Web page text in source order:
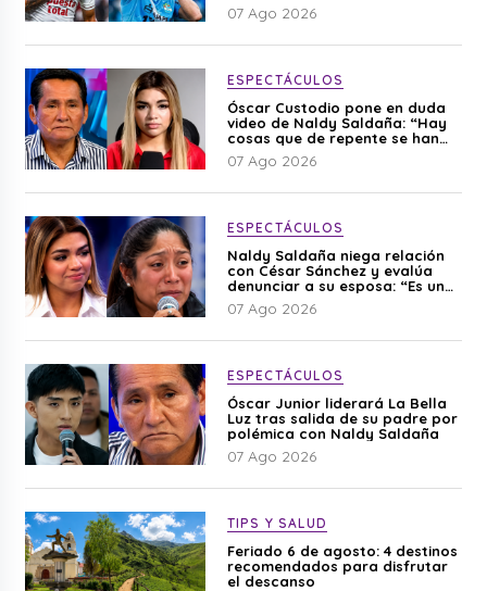
07 Ago 2026
ESPECTÁCULOS
Óscar Custodio pone en duda
video de Naldy Saldaña: “Hay
cosas que de repente se han
editado”
07 Ago 2026
ESPECTÁCULOS
Naldy Saldaña niega relación
con César Sánchez y evalúa
denunciar a su esposa: “Es una
difamación”
07 Ago 2026
ESPECTÁCULOS
Óscar Junior liderará La Bella
Luz tras salida de su padre por
polémica con Naldy Saldaña
07 Ago 2026
TIPS Y SALUD
Feriado 6 de agosto: 4 destinos
recomendados para disfrutar
el descanso